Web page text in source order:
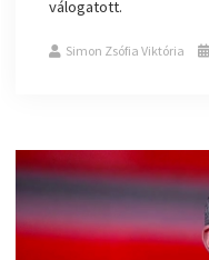
válogatott.
Simon Zsófia Viktória